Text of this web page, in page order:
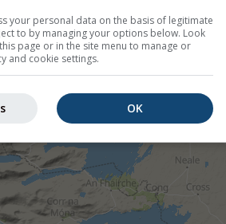
©
your personal data on the basis of legitimate
to by managing your options below. Look
page or in the site menu to manage or
and cookie settings.
OK